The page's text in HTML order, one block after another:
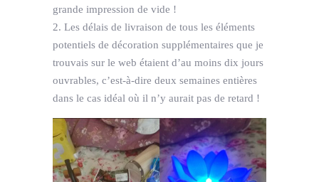
grande impression de vide !
Les délais de livraison de tous les éléments
potentiels de décoration supplémentaires que je
trouvais sur le web étaient d’au moins dix jours
ouvrables, c’est-à-dire deux semaines entières
dans le cas idéal où il n’y aurait pas de retard !